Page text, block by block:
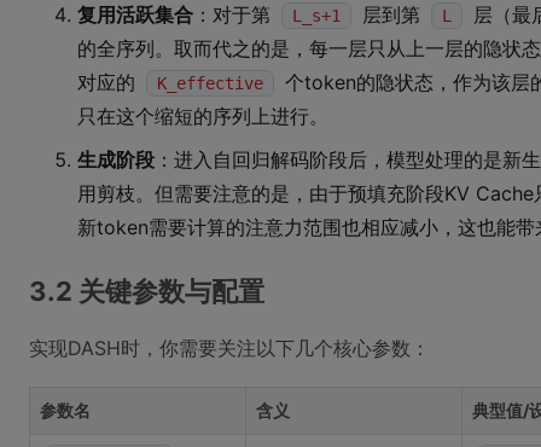
复用活跃集合 ：对于第 L_s+1 层到第 L
层（最
的全序列。取而代之的是，每一层只从上一层的隐状
对应的
K_effective
个token的隐状态，作为该层
只在这个缩短的序列上进行。
生成阶段 ：进入自回归解码阶段后，模型处理的是新
用剪枝。但需要注意的是，由于预填充阶段KV
新token需要计算的注意力范围也相应减小，这也能
3.2 关键参数与配置
实现DASH时，你需要关注以下几个核心参数：
参数名 含义 典型值/